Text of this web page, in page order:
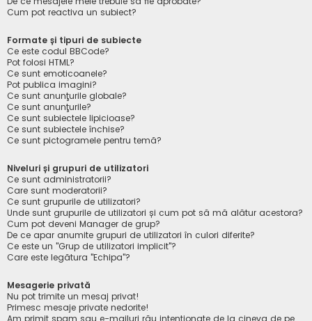
Cum pot reactiva un subiect?
Formate și tipuri de subiecte
Ce este codul BBCode?
Pot folosi HTML?
Ce sunt emoticoanele?
Pot publica imagini?
Ce sunt anunţurile globale?
Ce sunt anunţurile?
Ce sunt subiectele lipicioase?
Ce sunt subiectele închise?
Ce sunt pictogramele pentru temă?
Niveluri și grupuri de utilizatori
Ce sunt administratorii?
Care sunt moderatorii?
Ce sunt grupurile de utilizatori?
Unde sunt grupurile de utilizatori și cum pot să mă alătur acestora?
Cum pot deveni Manager de grup?
De ce apar anumite grupuri de utilizatori în culori diferite?
Ce este un "Grup de utilizatori implicit"?
Care este legătura "Echipa"?
Mesagerie privată
Nu pot trimite un mesaj privat!
Primesc mesaje private nedorite!